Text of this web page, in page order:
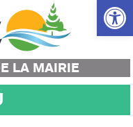
Ouvrir
LA MAIRIE